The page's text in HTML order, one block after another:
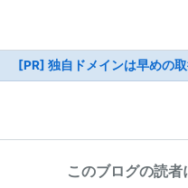
[PR] 独自ドメインは早めの
このブログの読者